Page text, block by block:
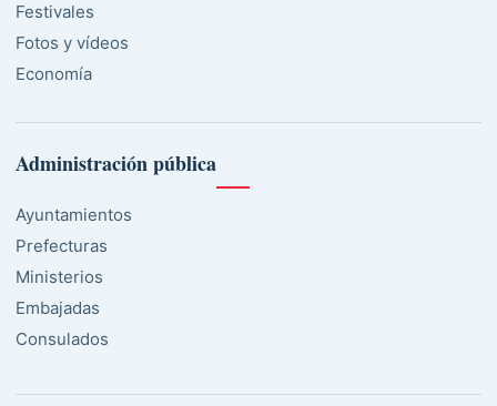
Festivales
Fotos y vídeos
Economía
Administración pública
Ayuntamientos
Prefecturas
Ministerios
Embajadas
Consulados